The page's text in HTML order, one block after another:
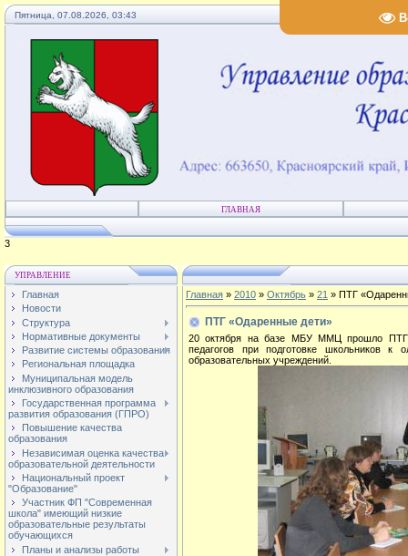
Пятница, 07.08.2026, 03:43
ГЛАВНАЯ
4
УПРАВЛЕНИЕ
Главная
Новости
Структура
Нормативные документы
Развитие системы образования
Региональная площадка
Муниципальная модель
инклюзивного образования
Государственная программа
развития образования (ГПРО)
Повышение качества
образования
Независимая оценка качества
образовательной деятельности
Национальный проект
"Образование"
Участник ФП "Современная
школа" имеющий низкие
образовательные результаты
обучающихся
Планы и анализы работы
Главная » 2010 » Октябрь » 21 » ПТГ
ПТГ «Одаренные дети»
20 октября на базе МБУ ММЦ прошло ПТГ
педагогов при подготовке школьников к
образовательных учреждений.